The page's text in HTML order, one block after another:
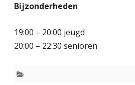
s
h
Bijzonderheden
19:00 – 20:00 jeugd
20:00 – 22:30 senioren